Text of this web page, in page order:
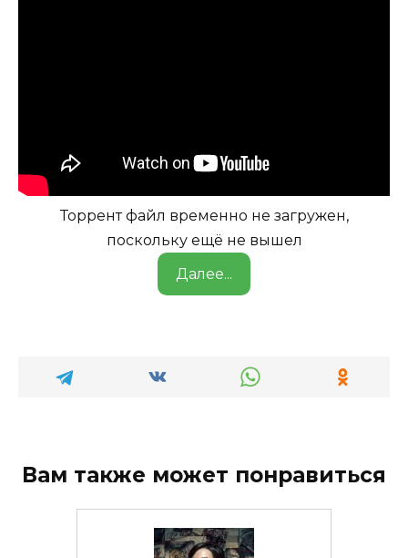
Торрент файл временно не загружен,
поскольку ещё не вышел
Далее...
Вам также может понравиться